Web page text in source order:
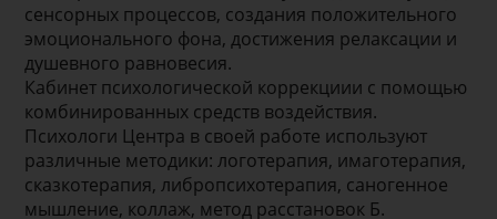
сенсорных процессов, создания положительного
эмоционального фона, достижения релаксации и
душевного равновесия.
Кабинет психологической коррекциии с помощью
комбинированных средств воздействия.
Психологи Центра в своей работе используют
различные методики: логотерапия, имаготерапия,
сказкотерапия, либропсихотерапия, саногенное
мышление, коллаж, метод расстановок Б.